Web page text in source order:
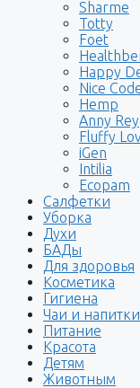
Sharme
Totty
Foet
Happy
Nice
Hemp
Anny Rey
Fluffy
iGen
Intilia
Ecopam
Салфетки
Уборка
Духи
БАДы
Для здоровья
Косметика
Гигиена
Чаи и напитки
Питание
Красота
Детям
Животным